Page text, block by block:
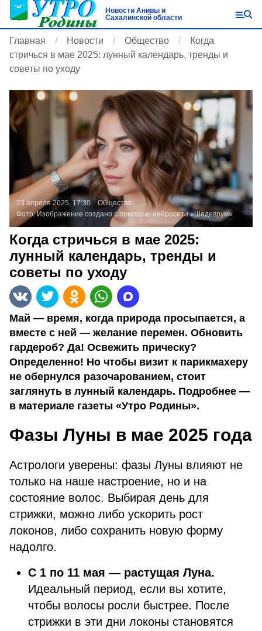
Новости Анивы и
Сахалинской области
Главная Новости Общество
Когда
стричься в мае 2025: лунный календарь, тренды и
советы по уходу
23 апреля 2025, 17:30
Общество
Фото:Изображение создано с помощью нейросети «Шедеврум»
Когда стричься в мае 2025:
лунный календарь, тренды и
советы по уходу
Май — время, когда природа просыпается, а
вместе с ней — желание перемен. Обновить
гардероб? Да! Освежить прическу?
Определенно! Но чтобы визит к парикмахеру
не обернулся разочарованием, стоит
заглянуть в лунный календарь. Подробнее —
в материале газеты «Утро Родины».
Фазы Луны в мае 2025 года
Астрологи уверены: фазы Луны влияют не
только на наше настроение, но и на
состояние волос. Выбирая день для
стрижки, можно либо ускорить рост
локонов, либо сохранить новую форму
надолго.
С 1 по 11 мая — растущая Луна.
Идеальный период, если вы хотите,
чтобы волосы росли быстрее. После
стрижки в эти дни локоны становятся